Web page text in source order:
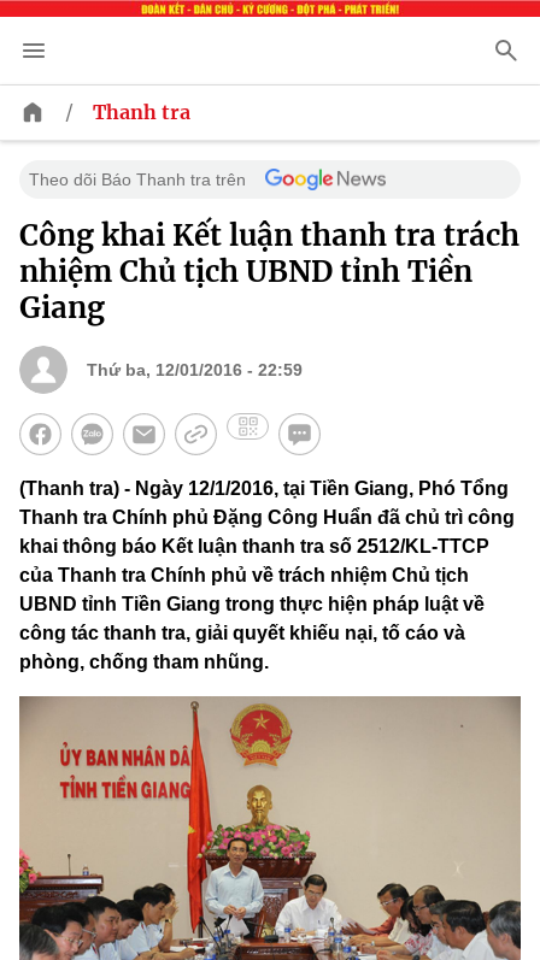
/ Thanh tra
Theo dõi Báo Thanh tra trên
Công khai Kết luận thanh tra trách
nhiệm Chủ tịch UBND tỉnh Tiền
Giang
Thứ ba, 12/01/2016 - 22:59
(Thanh tra) - Ngày 12/1/2016, tại Tiền Giang, Phó Tổng
Thanh tra Chính phủ Đặng Công Huẩn đã chủ trì công
khai thông báo Kết luận thanh tra số 2512/KL-TTCP
của Thanh tra Chính phủ về trách nhiệm Chủ tịch
UBND tỉnh Tiền Giang trong thực hiện pháp luật về
công tác thanh tra, giải quyết khiếu nại, tố cáo và
phòng, chống tham nhũng.